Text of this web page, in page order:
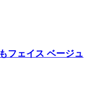
フェイス ベージュ